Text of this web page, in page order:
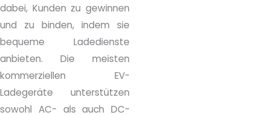
dabei, Kunden zu gewinnen
und zu binden, indem sie
bequeme Ladedienste
anbieten. Die meisten
kommerziellen EV-
Ladegeräte unterstützen
sowohl AC- als auch DC-